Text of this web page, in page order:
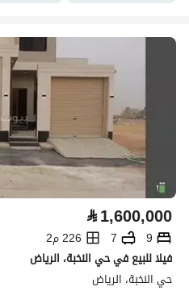
⃁1,600,000
9
7
226 م2
فيلا للبيع في حي النخبة، الرياض
حي النخبة، الرياض